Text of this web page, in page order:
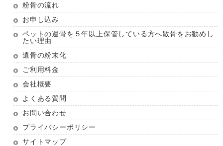
粉骨の流れ
お申し込み
ペットの遺骨を５年以上保管している方へ散骨をお勧めし
たい理由
遺骨の粉末化
ご利用料金
会社概要
よくある質問
お問い合わせ
プライバシーポリシー
サイトマップ